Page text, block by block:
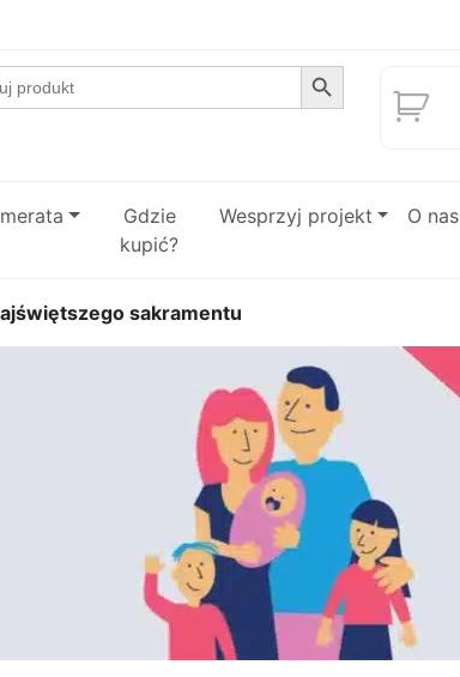
Search Button
Gdzie
kupić?
Wesprzyj projekt O nas
sakramentu